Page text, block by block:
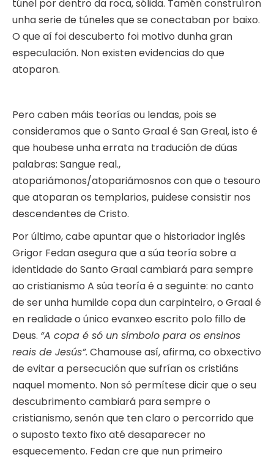
túnel por dentro da roca, sólida. Tamén construíron
unha serie de túneles que se conectaban por baixo.
O que aí foi descuberto foi motivo dunha gran
especulación. Non existen evidencias do que
atoparon.
Pero caben máis teorías ou lendas, pois se
consideramos que o Santo Graal é San Greal, isto é
que houbese unha errata na tradución de dúas
palabras: Sangue real.,
atopariámonos/atopariámosnos con que o tesouro
que atoparan os templarios, puidese consistir nos
descendentes de Cristo.
Por último, cabe apuntar que o historiador inglés
Grigor Fedan asegura que a súa teoría sobre a
identidade do Santo Graal cambiará para sempre
ao cristianismo A súa teoría é a seguinte: no canto
de ser unha humilde copa dun carpinteiro, o Graal é
en realidade o único evanxeo escrito polo fillo de
Deus. “A copa é só un símbolo para os ensinos
reais de Jesús”. Chamouse así, afirma, co obxectivo
de evitar a persecución que sufrían os cristiáns
naquel momento. Non só permítese dicir que o seu
descubrimento cambiará para sempre o
cristianismo, senón que ten claro o percorrido que
o suposto texto fixo até desaparecer no
esquecemento. Fedan cre que nun primeiro